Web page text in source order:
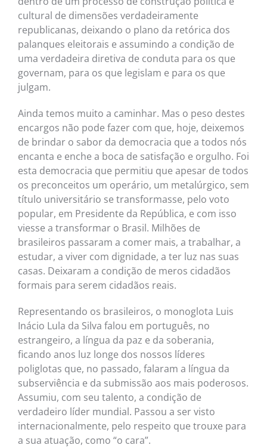
cultural de dimensões verdadeiramente
republicanas, deixando o plano da retórica dos
palanques eleitorais e assumindo a condição de
uma verdadeira diretiva de conduta para os que
governam, para os que legislam e para os que
julgam.
Ainda temos muito a caminhar. Mas o peso destes
encargos não pode fazer com que, hoje, deixemos
de brindar o sabor da democracia que a todos nós
encanta e enche a boca de satisfação e orgulho. Foi
esta democracia que permitiu que apesar de todos
os preconceitos um operário, um metalúrgico, sem
título universitário se transformasse, pelo voto
popular, em Presidente da República, e com isso
viesse a transformar o Brasil. Milhões de
brasileiros passaram a comer mais, a trabalhar, a
estudar, a viver com dignidade, a ter luz nas suas
casas. Deixaram a condição de meros cidadãos
formais para serem cidadãos reais.
Representando os brasileiros, o monoglota Luis
Inácio Lula da Silva falou em português, no
estrangeiro, a língua da paz e da soberania,
ficando anos luz longe dos nossos líderes
poliglotas que, no passado, falaram a língua da
subserviência e da submissão aos mais poderosos.
Assumiu, com seu talento, a condição de
verdadeiro líder mundial. Passou a ser visto
internacionalmente, pelo respeito que trouxe para
a sua atuação, como “o cara”.